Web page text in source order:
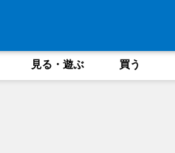
見る・遊ぶ 買う